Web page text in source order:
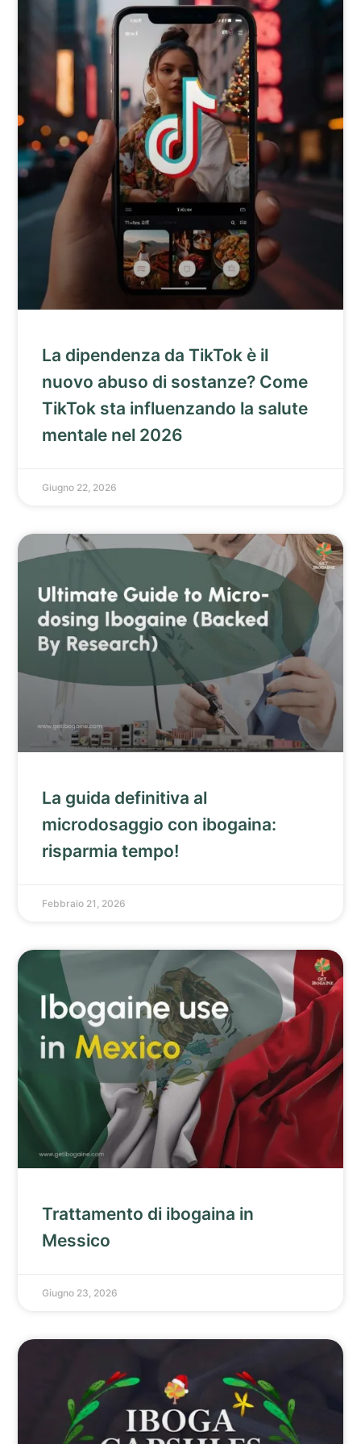
La dipendenza da TikTok è il
nuovo abuso di sostanze? Come
TikTok sta influenzando la salute
mentale nel 2026
Giugno 22, 2026
La guida definitiva al
microdosaggio con ibogaina:
risparmia tempo!
Febbraio 21, 2026
Trattamento di ibogaina in
Messico
Giugno 23, 2026